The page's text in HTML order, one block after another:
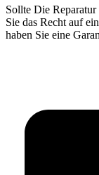
Sollte Die
Sie das Recht auf
haben Sie eine